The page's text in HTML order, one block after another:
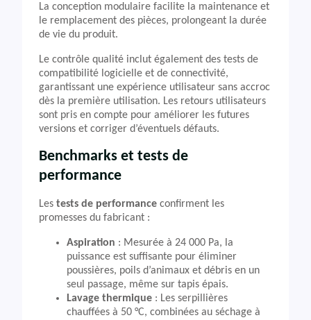
La conception modulaire facilite la maintenance et
le remplacement des pièces, prolongeant la durée
de vie du produit.
Le contrôle qualité inclut également des tests de
compatibilité logicielle et de connectivité,
garantissant une expérience utilisateur sans accroc
dès la première utilisation. Les retours utilisateurs
sont pris en compte pour améliorer les futures
versions et corriger d’éventuels défauts.
Benchmarks et tests de
performance
Les tests de performance confirment les
promesses du fabricant :
Aspiration : Mesurée à 24 000 Pa, la
puissance est suffisante pour éliminer
poussières, poils d’animaux et débris en un
seul passage, même sur tapis épais.
Lavage thermique : Les serpillières
chauffées à 50 °C, combinées au séchage à